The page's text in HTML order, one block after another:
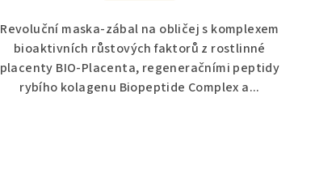
Revoluční maska-zábal na obličej s komplexem
bioaktivních růstových faktorů z rostlinné
placenty BIO-Placenta, regeneračními peptidy
rybího kolagenu Biopeptide Complex a...